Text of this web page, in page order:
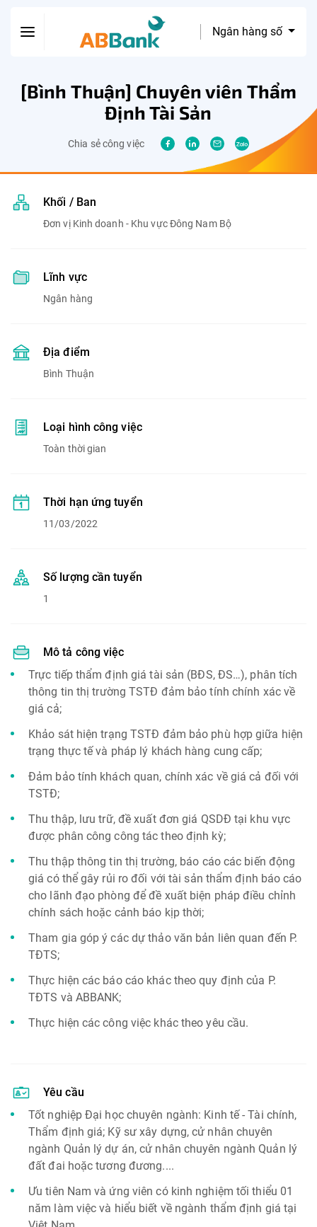
Ngân hàng số
[Bình Thuận] Chuyên viên Thẩm
Định Tài Sản
Chia sẻ công việc
Khối / Ban
Đơn vị Kinh doanh - Khu vực Đông Nam Bộ
Lĩnh vực
Ngân hàng
Địa điểm
Bình Thuận
Loại hình công việc
Toàn thời gian
Thời hạn ứng tuyển
11/03/2022
Số lượng cần tuyển
1
Mô tả công việc
Trực tiếp thẩm định giá tài sản (BĐS, ĐS…), phân tích
thông tin thị trường TSTĐ đảm bảo tính chính xác về
giá cả;
Khảo sát hiện trạng TSTĐ đảm bảo phù hợp giữa hiện
trạng thực tế và pháp lý khách hàng cung cấp;
Đảm bảo tính khách quan, chính xác về giá cả đối với
TSTĐ;
Thu thập, lưu trữ, đề xuất đơn giá QSDĐ tại khu vực
được phân công công tác theo định kỳ;
Thu thập thông tin thị trường, báo cáo các biến động
giá có thể gây rủi ro đối với tài sản thẩm định báo cáo
cho lãnh đạo phòng để đề xuất biện pháp điều chỉnh
chính sách hoặc cảnh báo kịp thời;
Tham gia góp ý các dự thảo văn bản liên quan đến P.
TĐTS;
Thực hiện các báo cáo khác theo quy định của P.
TĐTS và ABBANK;
Thực hiện các công việc khác theo yêu cầu.
Yêu cầu
Tốt nghiệp Đại học chuyên ngành: Kinh tế - Tài chính,
Thẩm định giá; Kỹ sư xây dựng, cử nhân chuyên
ngành Quản lý dự án, cử nhân chuyên ngành Quản lý
đất đai hoặc tương đương....
Ưu tiên Nam và ứng viên có kinh nghiệm tối thiểu 01
năm làm việc và hiểu biết về ngành thẩm định giá tại